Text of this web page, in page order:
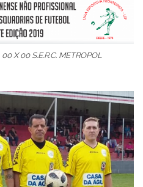
X 00 S.E.R.C. METROPOL